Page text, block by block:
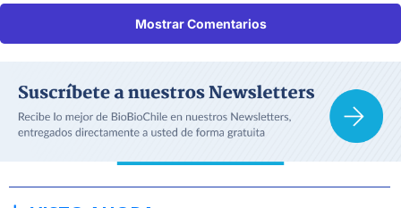
Mostrar Comentarios